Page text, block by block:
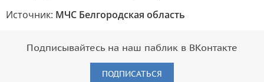
Источник: МЧС Белгородская область
Подписывайтесь на наш паблик в ВКонтакте
ПОДПИСАТЬСЯ